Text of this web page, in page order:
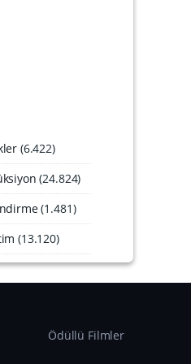
(6.422)
(24.824)
(1.481)
(13.120)
Ödüllü Filmler